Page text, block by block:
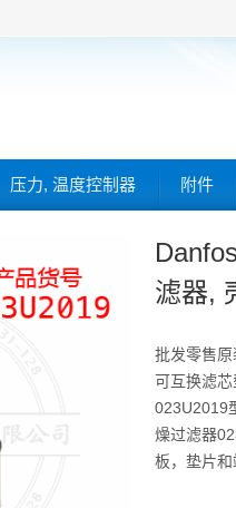
压力, 温度控制器 附件
滤器,
批发零售
可互换滤芯
023U2019
燥过滤器
板，垫片